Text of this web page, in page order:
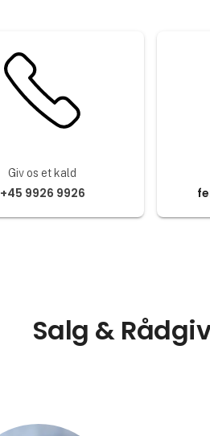
Giv os et kald
+45 9926 9926
Salg &